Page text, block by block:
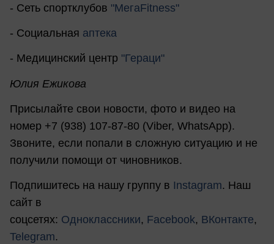
- Сеть спортклубов "МегаFitness"
- Социальная аптека
- Медицинский центр "Гераци"
Юлия Ежикова
Присылайте свои новости, фото и видео на
номер +7 (938) 107-87-80 (Viber, WhatsApp).
Звоните, если попали в сложную ситуацию и не
получили помощи от чиновников.
Подпишитесь на нашу группу в Instagram. Наш
сайт в
соцсетях: Одноклассники, Facebook, ВКонтакте,
Telegram.